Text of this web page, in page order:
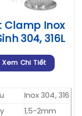
Clamp Inox
304, 316L
Xem Chi Tiết
Inox 304, 316
1,5-2mm